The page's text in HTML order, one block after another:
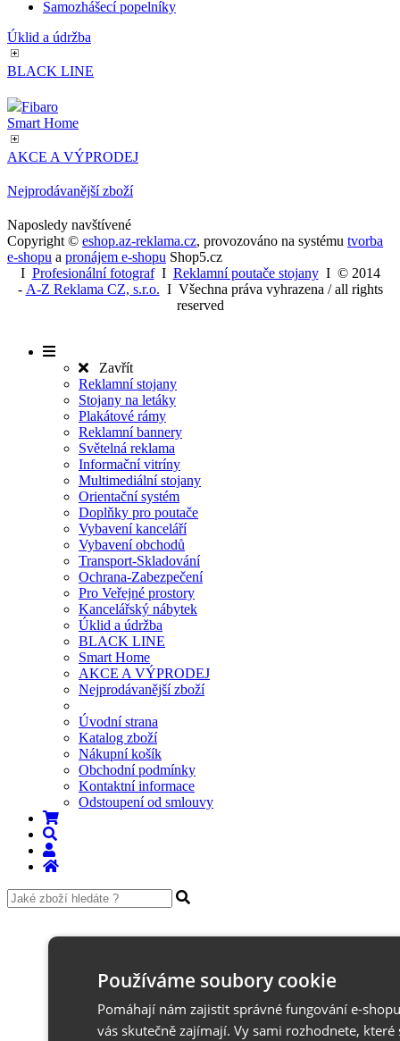
Samozhášecí popelníky
Úklid a údržba
BLACK LINE
Fibaro
Smart Home
AKCE A VÝPRODEJ
Nejprodávanější zboží
Naposledy navštívené
Copyright © eshop.az-reklama.cz, provozováno na systému tvorba
e-shopu a pronájem e-shopu Shop5.cz
I Profesionální fotografI Reklamní poutače stojanyI © 2014
- A-Z Reklama CZ, s.r.o. I Všechna práva vyhrazena / all rights
reserved
Zavřít
Reklamní stojany
Stojany na letáky
Plakátové rámy
Reklamní bannery
Světelná reklama
Informační vitríny
Multimediální stojany
Orientační systém
Doplňky pro poutače
Vybavení kanceláří
Vybavení obchodů
Transport-Skladování
Ochrana-Zabezpečení
Pro Veřejné prostory
Kancelářský nábytek
Úklid a údržba
BLACK LINE
Smart Home
AKCE A VÝPRODEJ
Nejprodávanější zboží
Úvodní strana
Katalog zboží
Nákupní košík
Obchodní podmínky
Kontaktní informace
Odstoupení od smlouvy
Používáme soubory cookie
Pomáhají nám zajistit správné fungování e-
vás skutečně zajímají. Vy sami rozhodnete,